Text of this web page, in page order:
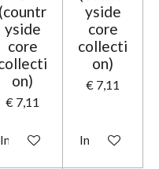
hoogte
(countr
yside
core
on)
€ 7,11
In winkelwagen
yside
core
collecti
on)
€ 7,11
In